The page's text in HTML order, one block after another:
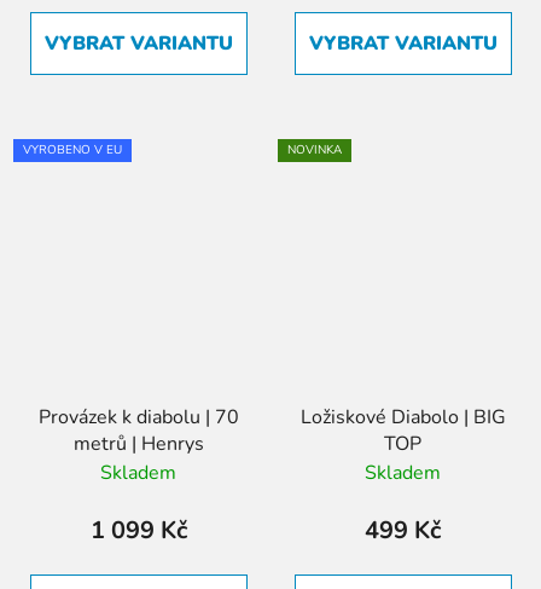
VYBRAT VARIANTU VYBRAT VARIANTU
VYROBENO V EU
Provázek k diabolu | 70
metrů | Henrys
Skladem
1 099 Kč
NOVINKA
Ložiskové Diabolo | BIG
TOP
Skladem
499 Kč